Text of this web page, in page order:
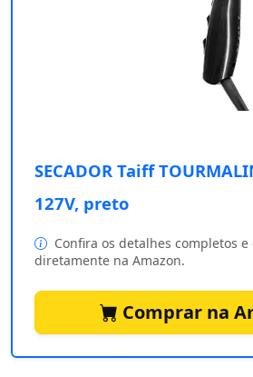
SECADOR Taiff
127V, preto
Confira os detalhes completos
diretamente na Amazon.
Comprar na